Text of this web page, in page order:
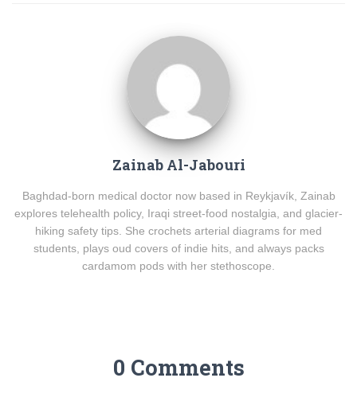
Zainab Al-Jabouri
Baghdad-born medical doctor now based in Reykjavík, Zainab
explores telehealth policy, Iraqi street-food nostalgia, and glacier-
hiking safety tips. She crochets arterial diagrams for med
students, plays oud covers of indie hits, and always packs
cardamom pods with her stethoscope.
0 Comments